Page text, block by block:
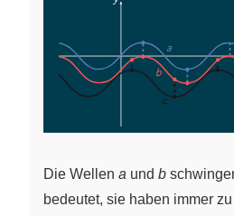
Die Wellen a und b
bedeutet, sie haben immer